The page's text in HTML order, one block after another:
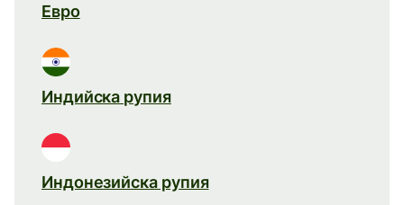
Евро
Индийска рупия
Индонезийска рупия